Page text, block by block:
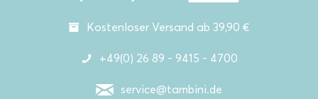
Kostenloser Versand ab 39,90 €
+49(0) 26 89 - 9415 - 4700
service@tambini.de